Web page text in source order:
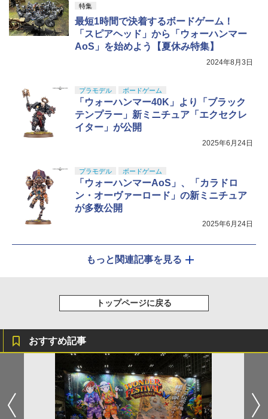
特集
最短1時間で決着するボードゲーム！
「スピアヘッド」から「ウォーハンマー
AoS」を始めよう【夏休み特集】
2024年8月3日
プラモデル ボードゲーム
「ウォーハンマー40K」より「ブラック
テンプラー」新ミニチュア「エクセクレ
イター」が公開
2025年6月24日
プラモデル ボードゲーム
「ウォーハンマーAoS」、「カラドロ
ン・オーヴァーロード」の新ミニチュア
が多数公開
2025年6月24日
もっと関連記事を見る
トップページに戻る
おすすめ記事